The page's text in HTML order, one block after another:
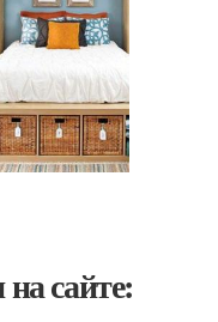
сайте: